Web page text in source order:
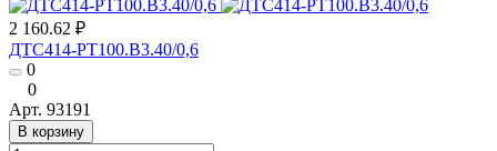
2 160.62 ₽
ДТС414-РТ100.В3.40/0,6
0
0
Арт. 93191
В корзину